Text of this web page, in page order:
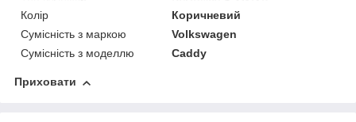
Колір
Коричневий
Сумісність з маркою
Volkswagen
Сумісність з моделлю
Caddy
Приховати